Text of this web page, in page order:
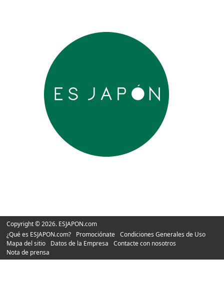
Copyright © 2026. ESJAPON.com
¿Qué es ESJAPON.com?
Promociónate
Condiciones Generales de Uso
Mapa del sitio
Datos de la Empresa
Contacte con nosotros
Nota de prensa